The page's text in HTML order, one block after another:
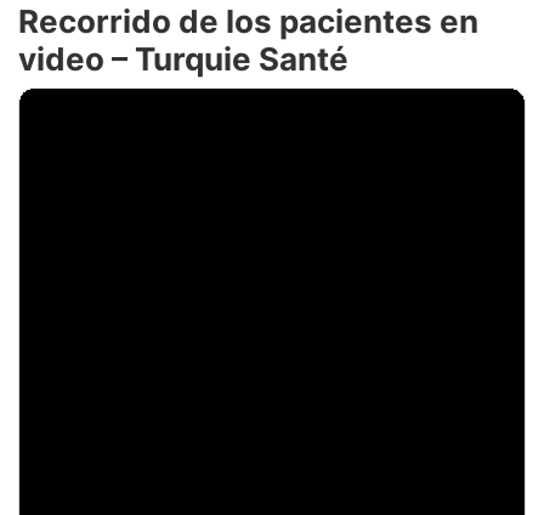
Recorrido de los pacientes en
video – Turquie Santé